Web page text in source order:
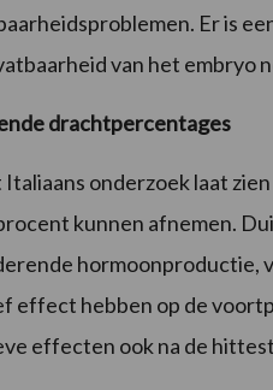
Er is
van het embryo
drachtpercentages
Italiaans onderzoek laat
kunnen afnemen.
hormoonproductie,
effect hebben op de
effecten ook na de